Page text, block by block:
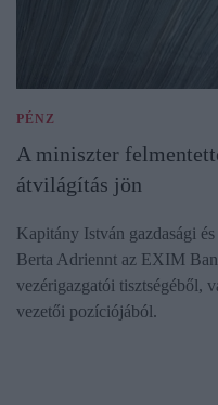
PÉNZ
A miniszter
átvilágítás jön
Kapitány István gazdasági
Berta Adriennt az EXIM
vezérigazgatói tisztségéből,
vezetői pozíciójából.